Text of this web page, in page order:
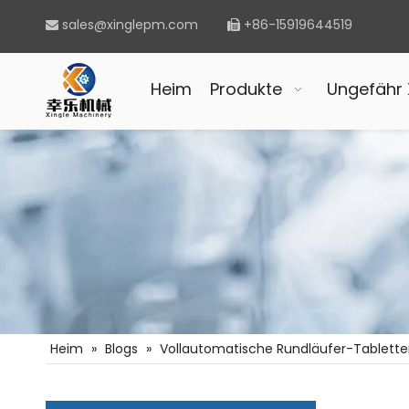
 sales@xinglepm.com  +86-15919644519
Heim Produkte Ungefähr
Heim » Blogs » Vollautomatische Rundläufer-
Führt die Pharmaindustrie in eine neue Ära: Kapselfüllmaschine
Eine effiziente Wahl für moderne Produktionslinien: Vollautomatische Maschine zum Befüllen und Verschließen von Fläschchen